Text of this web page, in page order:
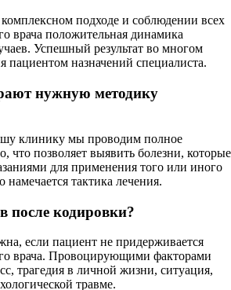
подходе и соблюдении всех
врача положительная динамика
Успешный результат во многом
пациентом назначений специалиста.
нужную методику
клинику мы проводим полное
что позволяет выявить болезни, которые
для применения того или иного
намечается тактика лечения.
после кодировки?
если пациент не придерживается
врача. Провоцирующими факторами
трагедия в личной жизни, ситуация,
травме.